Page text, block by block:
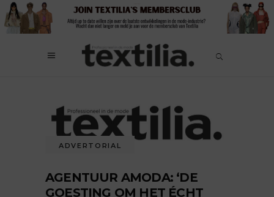
ADVERTORIAL
AGENTUUR AMODA: ‘DE
GOESTING OM HET ÉCHT